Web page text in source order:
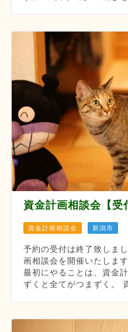
資金計画相談会【受
資金計画相談会 新潟市
予約の受付は終了致しま
画相談会を開催いたしま
最初にやることは、資金
ずくと全てがつまずく。